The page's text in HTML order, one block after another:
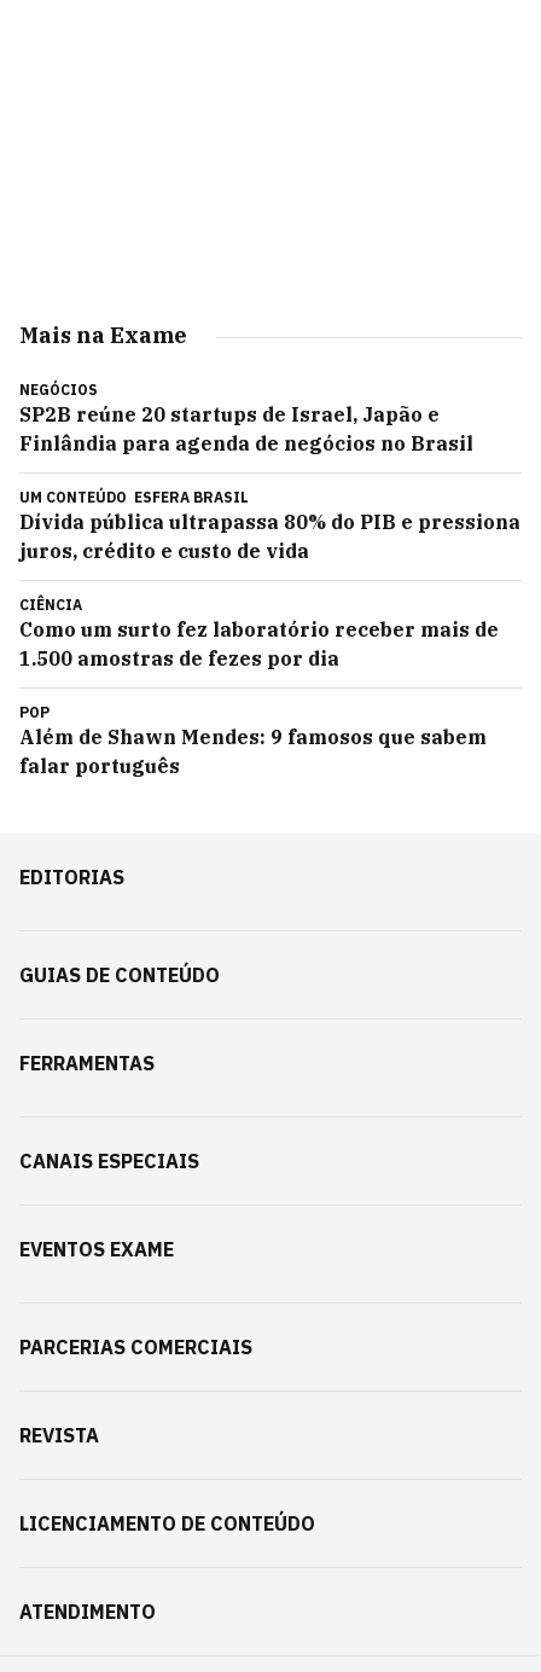
Mais na Exame
NEGÓCIOS
SP2B reúne 20 startups de Israel, Japão e
Finlândia para agenda de negócios no Brasil
UM CONTEÚDO ESFERA BRASIL
Dívida pública ultrapassa 80% do PIB e pressiona
juros, crédito e custo de vida
CIÊNCIA
Como um surto fez laboratório receber mais de
1.500 amostras de fezes por dia
POP
Além de Shawn Mendes: 9 famosos que sabem
falar português
EDITORIAS
GUIAS DE CONTEÚDO
FERRAMENTAS
CANAIS ESPECIAIS
EVENTOS EXAME
PARCERIAS COMERCIAIS
REVISTA
LICENCIAMENTO DE CONTEÚDO
ATENDIMENTO